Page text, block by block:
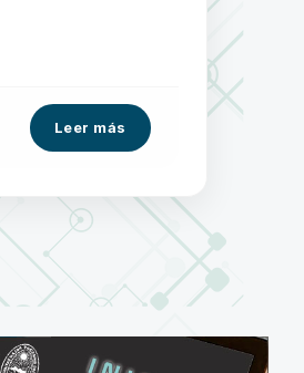
Leer más